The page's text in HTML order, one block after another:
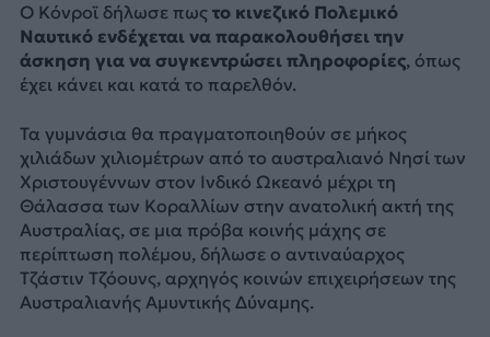
Ο Κόνροϊ δήλωσε πως το κινεζικό Πολεμικό
Ναυτικό ενδέχεται να παρακολουθήσει την
άσκηση για να συγκεντρώσει πληροφορίες, όπως
έχει κάνει και κατά το παρελθόν.
Τα γυμνάσια θα πραγματοποιηθούν σε μήκος
χιλιάδων χιλιομέτρων από το αυστραλιανό Νησί των
Χριστουγέννων στον Ινδικό Ωκεανό μέχρι τη
Θάλασσα των Κοραλλίων στην ανατολική ακτή της
Αυστραλίας, σε μια πρόβα κοινής μάχης σε
περίπτωση πολέμου, δήλωσε ο αντιναύαρχος
Τζάστιν Τζόουνς, αρχηγός κοινών επιχειρήσεων της
Αυστραλιανής Αμυντικής Δύναμης.